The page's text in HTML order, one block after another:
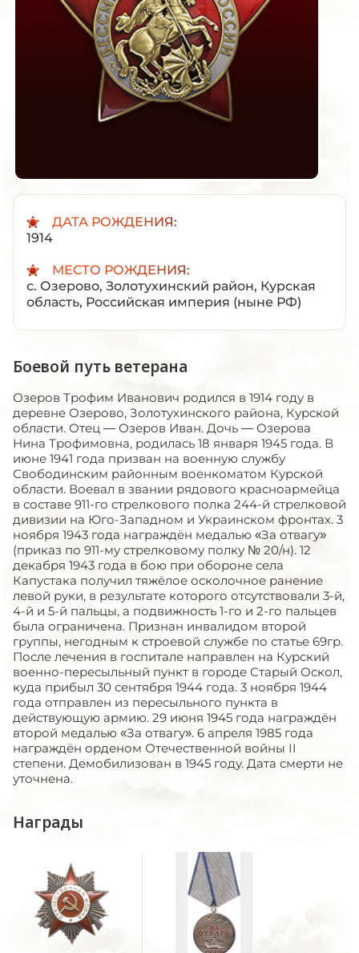
ДАТА РОЖДЕНИЯ:
1914
МЕСТО РОЖДЕНИЯ:
с. Озерово, Золотухинский район, Курская
область, Российская империя (ныне РФ)
Боевой путь ветерана
Озеров Трофим Иванович родился в 1914 году в
деревне Озерово, Золотухинского района, Курской
области. Отец — Озеров Иван. Дочь — Озерова
Нина Трофимовна, родилась 18 января 1945 года. В
июне 1941 года призван на военную службу
Свободинским районным военкоматом Курской
области. Воевал в звании рядового красноармейца
в составе 911-го стрелкового полка 244-й стрелковой
дивизии на Юго-Западном и Украинском фронтах. 3
ноября 1943 года награждён медалью «За отвагу»
(приказ по 911-му стрелковому полку № 20/н). 12
декабря 1943 года в бою при обороне села
Капустака получил тяжёлое осколочное ранение
левой руки, в результате которого отсутствовали 3-й,
4-й и 5-й пальцы, а подвижность 1-го и 2-го пальцев
была ограничена. Признан инвалидом второй
группы, негодным к строевой службе по статье 69гр.
После лечения в госпитале направлен на Курский
военно-пересыльный пункт в городе Старый Оскол,
куда прибыл 30 сентября 1944 года. 3 ноября 1944
года отправлен из пересыльного пункта в
действующую армию. 29 июня 1945 года награждён
второй медалью «За отвагу». 6 апреля 1985 года
награждён орденом Отечественной войны II
степени. Демобилизован в 1945 году. Дата смерти не
уточнена.
Награды